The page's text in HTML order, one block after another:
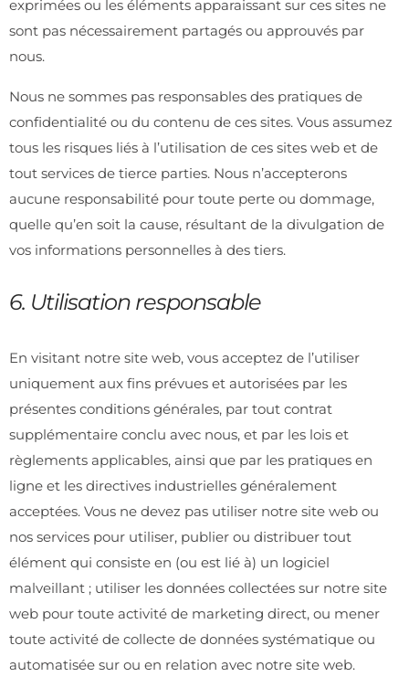
exprimées ou les éléments apparaissant sur ces sites ne
sont pas nécessairement partagés ou approuvés par
nous.
Nous ne sommes pas responsables des pratiques de
confidentialité ou du contenu de ces sites. Vous assumez
tous les risques liés à l’utilisation de ces sites web et de
tout services de tierce parties. Nous n’accepterons
aucune responsabilité pour toute perte ou dommage,
quelle qu’en soit la cause, résultant de la divulgation de
vos informations personnelles à des tiers.
6. Utilisation responsable
En visitant notre site web, vous acceptez de l’utiliser
uniquement aux fins prévues et autorisées par les
présentes conditions générales, par tout contrat
supplémentaire conclu avec nous, et par les lois et
règlements applicables, ainsi que par les pratiques en
ligne et les directives industrielles généralement
acceptées. Vous ne devez pas utiliser notre site web ou
nos services pour utiliser, publier ou distribuer tout
élément qui consiste en (ou est lié à) un logiciel
malveillant ; utiliser les données collectées sur notre site
web pour toute activité de marketing direct, ou mener
toute activité de collecte de données systématique ou
automatisée sur ou en relation avec notre site web.